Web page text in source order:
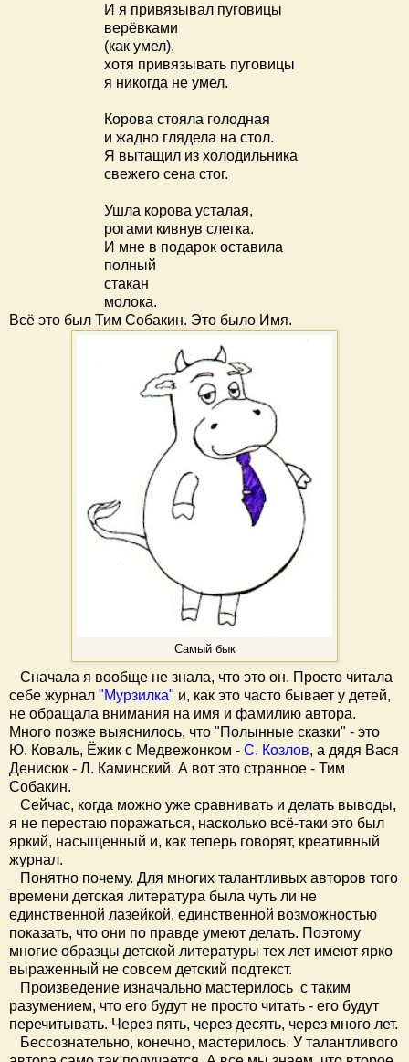
И я привязывал пуговицы
верёвками
(как умел),
хотя привязывать пуговицы
я никогда не умел.
Корова стояла голодная
и жадно глядела на стол.
Я вытащил из холодильника
свежего сена стог.
Ушла корова усталая,
рогами кивнув слегка.
И мне в подарок оставила
полный
стакан
молока.
Всё это был Тим Собакин. Это было Имя.
Самый бык
Сначала я вообще не знала, что это он. Просто читала
себе журнал "Мурзилка" и, как это часто бывает у детей,
не обращала внимания на имя и фамилию автора.
Много позже выяснилось, что "Полынные сказки" - это
Ю. Коваль, Ёжик с Медвежонком - С. Козлов, а дядя Вася
Денисюк - Л. Каминский. А вот это странное - Тим
Собакин.
Сейчас, когда можно уже сравнивать и делать выводы,
я не перестаю поражаться, насколько всё-таки это был
яркий, насыщенный и, как теперь говорят, креативный
журнал.
Понятно почему. Для многих талантливых авторов того
времени детская литература была чуть ли не
единственной лазейкой, единственной возможностью
показать, что они по правде умеют делать. Поэтому
многие образцы детской литературы тех лет имеют ярко
выраженный не совсем детский подтекст.
Произведение изначально мастерилось с таким
разумением, что его будут не просто читать - его будут
перечитывать. Через пять, через десять, через много лет.
Бессознательно, конечно, мастерилось. У талантливого